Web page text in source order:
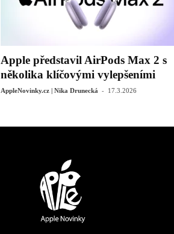
Apple představil AirPods Max 2 s
několika klíčovými vylepšeními
AppleNovinky.cz | Nika Drunecká - 17.3.2026